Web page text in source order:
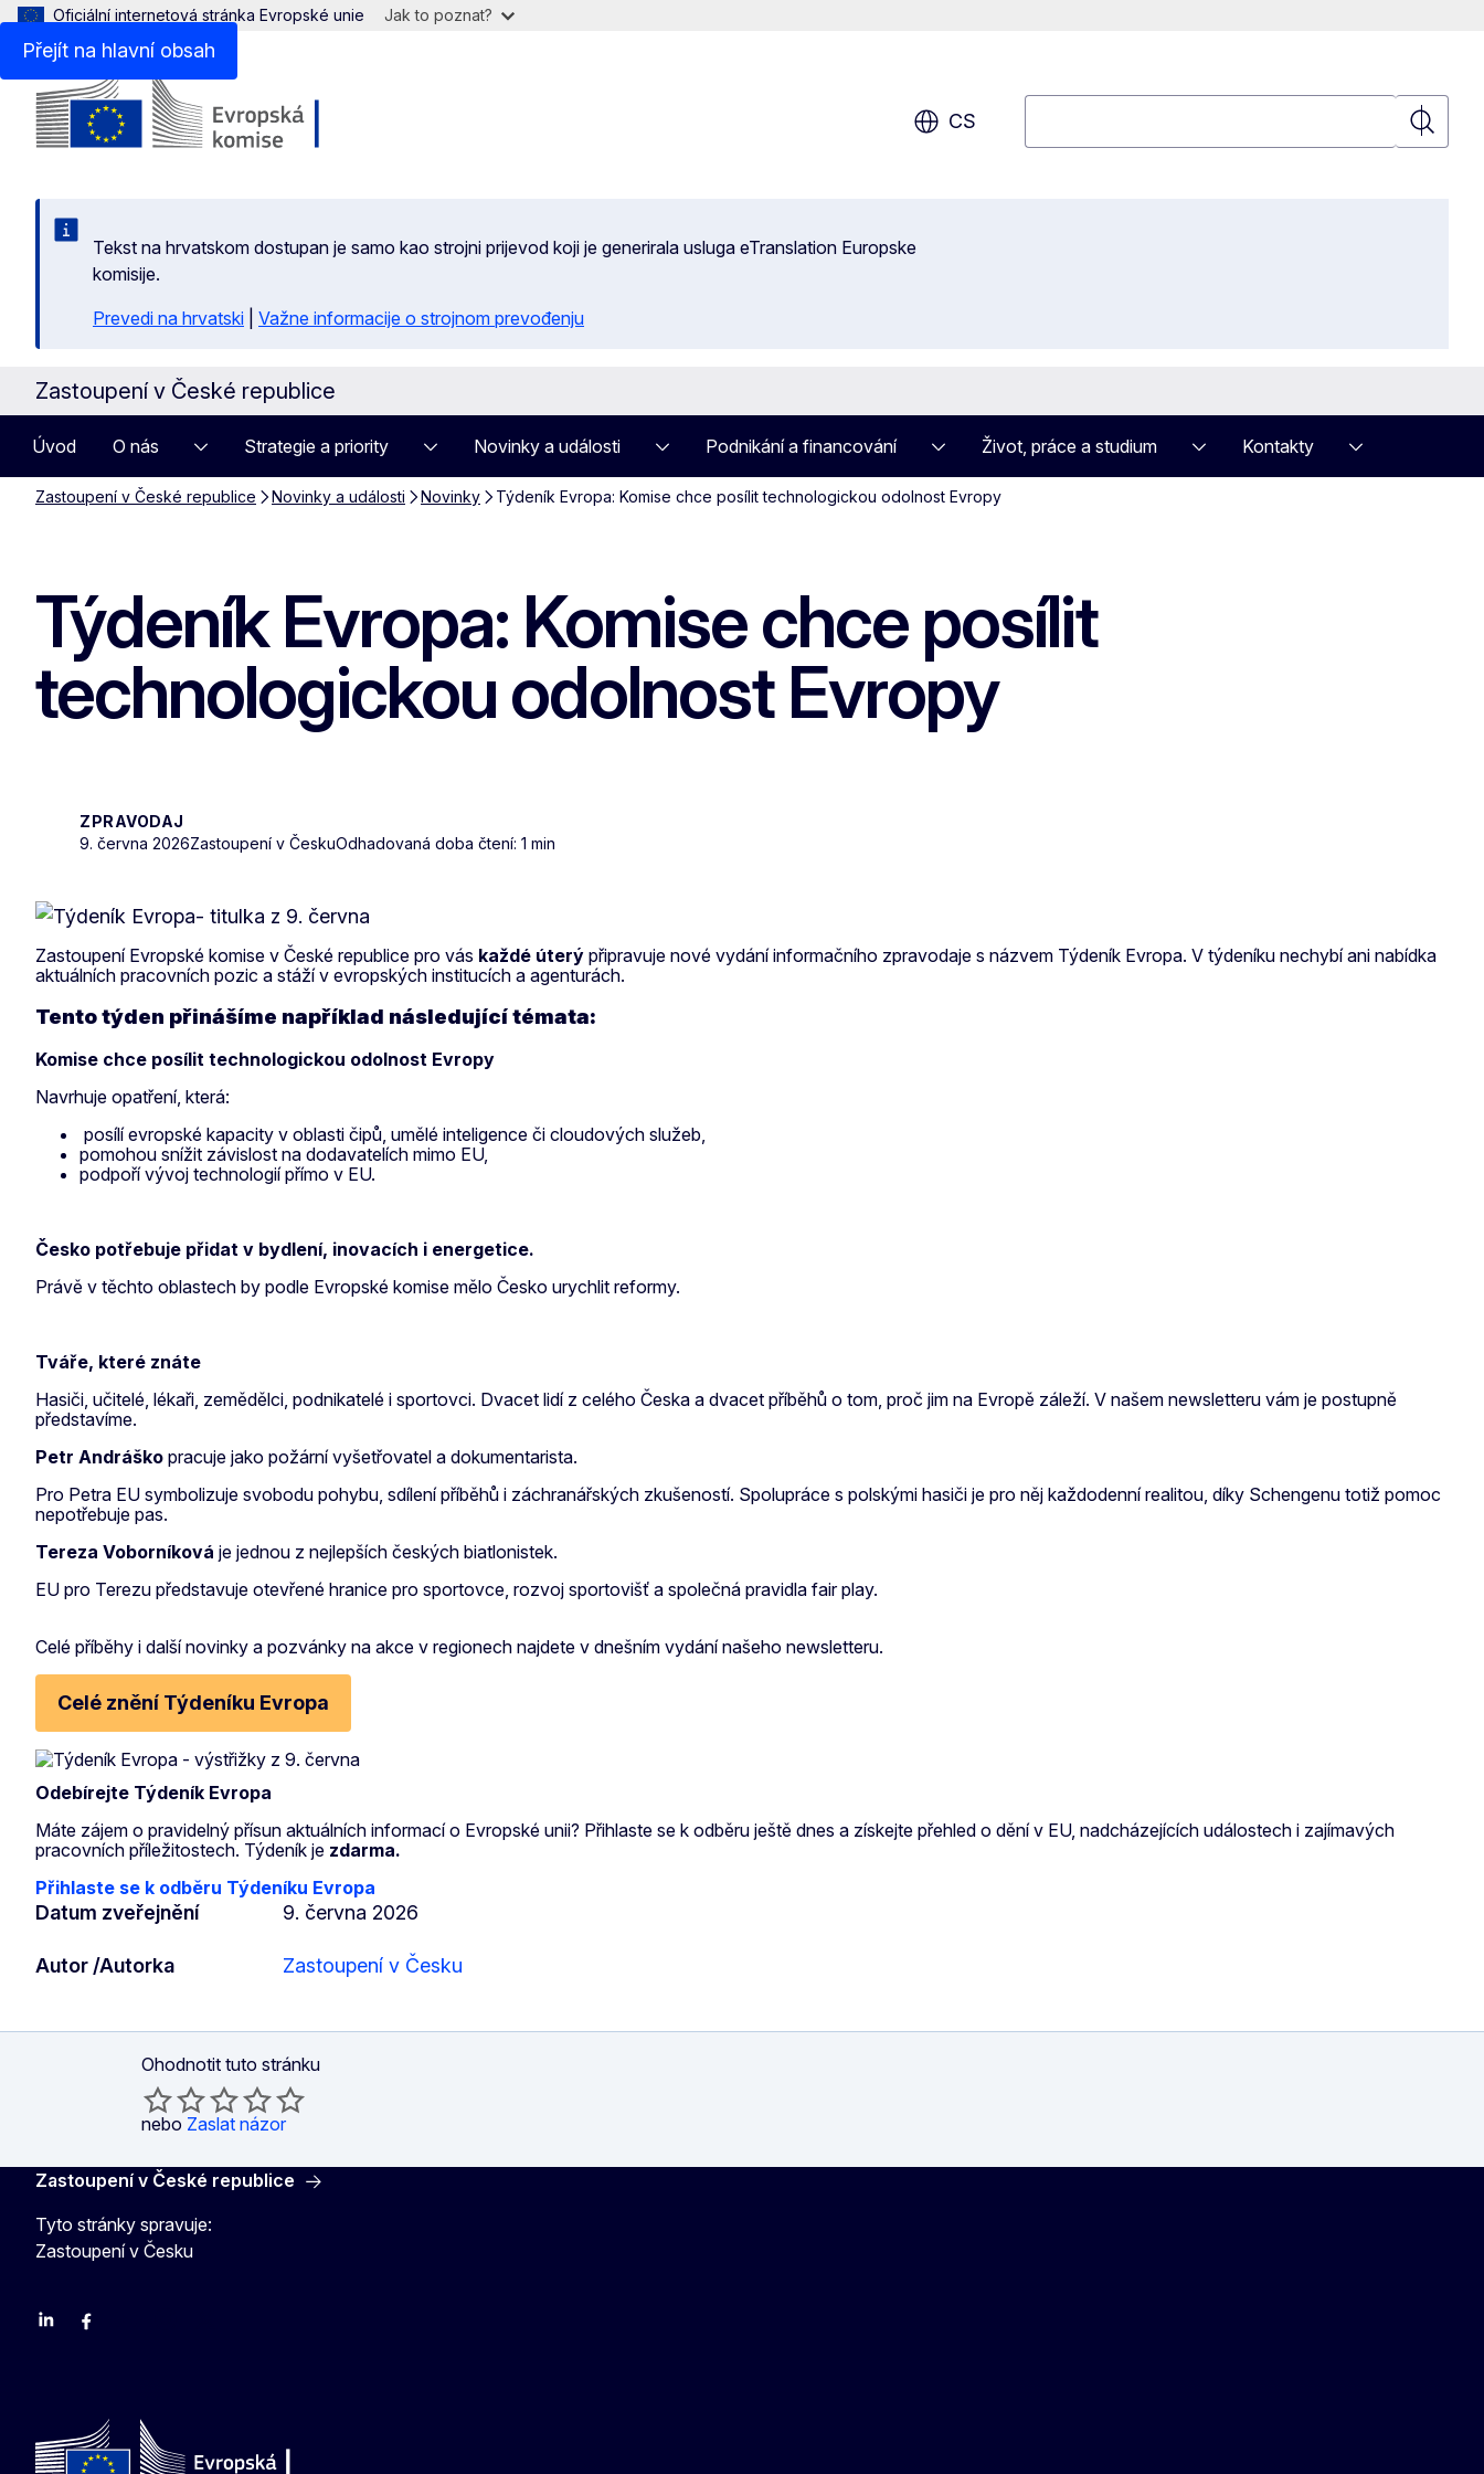
Přejít na hlavní obsah
Oficiální internetová stránka Evropské unie Jak to poznat?
CS
Hledat
Tekst na hrvatskom dostupan je samo kao strojni prijevod koji je generirala usluga eTranslation Europske
komisije.
Prevedi na hrvatski
Važne informacije o strojnom prevođenju
Zastoupení v České republice
Úvod O nás Strategie a priority Novinky a události Podnikání a financování Život, práce a studium Kontakty
Zastoupení v České republice Novinky a události Novinky Týdeník Evropa: Komise chce posílit technologickou odolnost Evropy
Týdeník Evropa: Komise chce posílit
technologickou odolnost Evropy
ZPRAVODAJ
9. června 2026Zastoupení v ČeskuOdhadovaná doba čtení: 1 min
Zastoupení Evropské komise v České republice pro vás každé úterý připravuje nové vydání informačního zpravodaje s názvem Týdeník Evropa. V týdeníku nechybí ani nabídka
aktuálních pracovních pozic a stáží v evropských institucích a agenturách.
Tento týden přinášíme například následující témata:
Komise chce posílit technologickou odolnost Evropy
Navrhuje opatření, která:
posílí evropské kapacity v oblasti čipů, umělé inteligence či cloudových služeb,
pomohou snížit závislost na dodavatelích mimo EU,
podpoří vývoj technologií přímo v EU.
Česko potřebuje přidat v bydlení, inovacích i energetice.
Právě v těchto oblastech by podle Evropské komise mělo Česko urychlit reformy.
Tváře, které znáte
Hasiči, učitelé, lékaři, zemědělci, podnikatelé i sportovci. Dvacet lidí z celého Česka a dvacet příběhů o tom, proč jim na Evropě záleží. V našem newsletteru vám je postupně
představíme.
Petr Andráško pracuje jako požární vyšetřovatel a dokumentarista.
Pro Petra EU symbolizuje svobodu pohybu, sdílení příběhů i záchranářských zkušeností. Spolupráce s polskými hasiči je pro něj každodenní realitou, díky Schengenu totiž pomoc
nepotřebuje pas.
Tereza Voborníková je jednou z nejlepších českých biatlonistek.
EU pro Terezu představuje otevřené hranice pro sportovce, rozvoj sportovišť a společná pravidla fair play.
Celé příběhy i další novinky a pozvánky na akce v regionech najdete v dnešním vydání našeho newsletteru.
Celé znění Týdeníku Evropa
Odebírejte Týdeník Evropa
Máte zájem o pravidelný přísun aktuálních informací o Evropské unii? Přihlaste se k odběru ještě dnes a získejte přehled o dění v EU, nadcházejících událostech i zajímavých
pracovních příležitostech. Týdeník je zdarma.
Přihlaste se k odběru Týdeníku Evropa
Datum zveřejnění 9. června 2026
Autor /Autorka Zastoupení v Česku
Ohodnotit tuto stránku
nebo Zaslat názor
Zastoupení v České republice
Tyto stránky spravuje:
Zastoupení v Česku
LinkedinFacebook